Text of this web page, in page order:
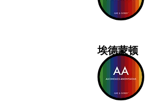
埃德蒙顿